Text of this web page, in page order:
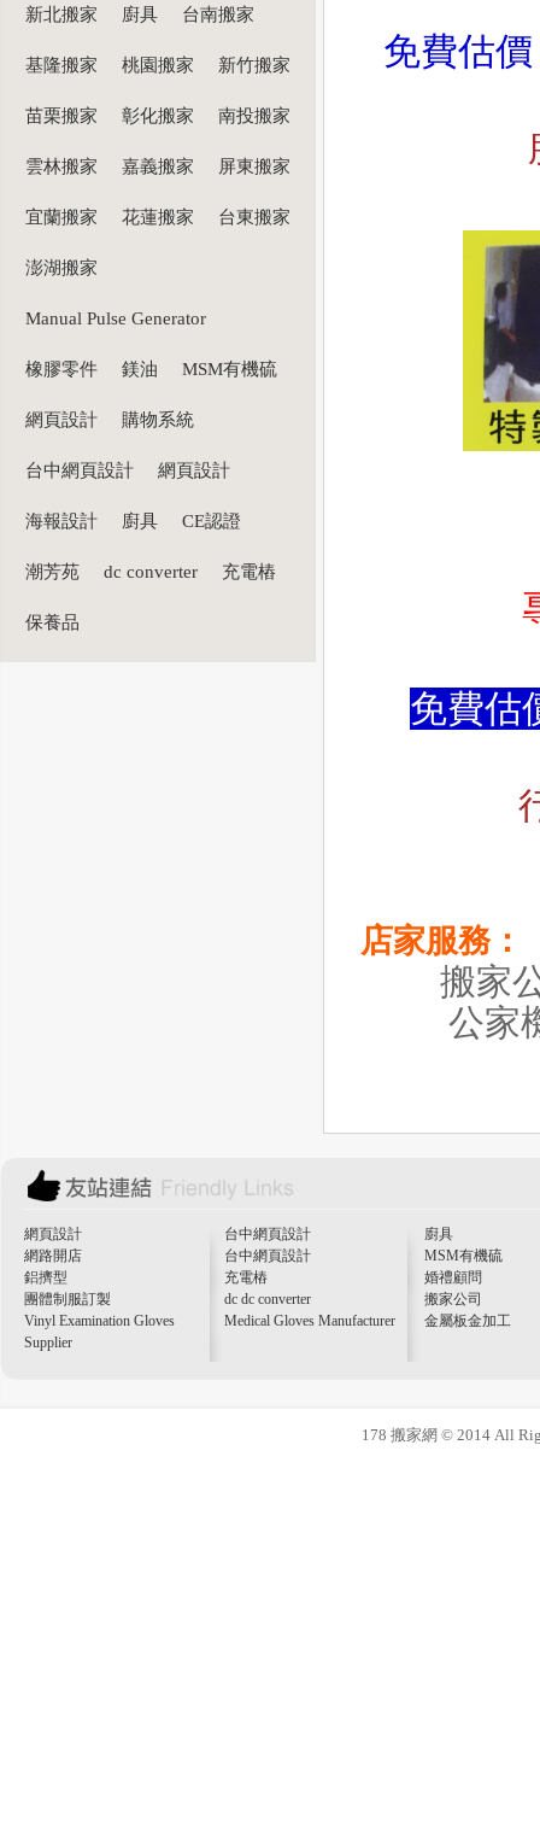
免費估
免費估
店家服務：
搬家
公家
新北搬家 廚具 台南搬家
基隆搬家 桃園搬家 新竹搬家
苗栗搬家 彰化搬家 南投搬家
雲林搬家 嘉義搬家 屏東搬家
宜蘭搬家 花蓮搬家 台東搬家
澎湖搬家
Manual Pulse Generator
橡膠零件 鎂油 MSM有機硫
網頁設計 購物系統
台中網頁設計 網頁設計
海報設計 廚具 CE認證
潮芳苑 dc converter 充電樁
保養品
網頁設計 台中網頁設計
廚具
網路開店
台中網頁設計
MSM有機硫
鋁擠型
充電樁
婚禮顧問
團體制服訂製
dc dc converter
搬家公司
Vinyl Examination Gloves
Supplier
Medical Gloves Manufacturer 金屬板金加工
178 搬家網 © 2014 All